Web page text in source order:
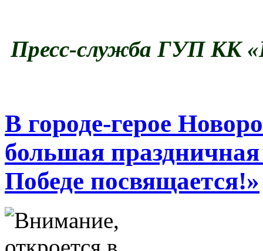
Пресс-служба ГУП КК
В городе-герое
большая
Победе посвящается!»